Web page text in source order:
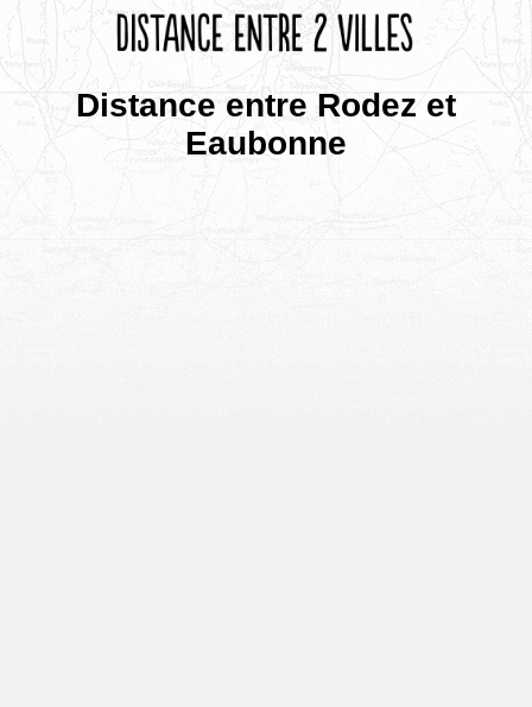
Distance entre Rodez et
Eaubonne